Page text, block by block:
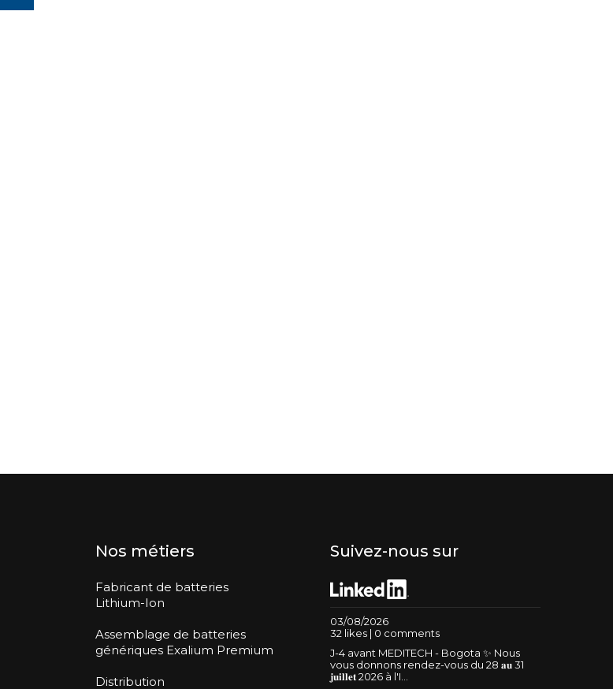
Nos métiers
Fabricant de batteries
Lithium-Ion
Assemblage de batteries
génériques Exalium Premium
Distribution
Suivez-nous sur
03/08/2026
32 likes | 0 comments
J-4 avant MEDITECH - Bogota ✨ Nous
vous donnons rendez-vous du 28 𝐚𝐮 31
𝐣𝐮𝐢𝐥𝐥𝐞𝐭 2026 à l'I...